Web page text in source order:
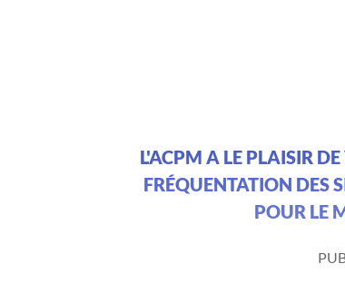
L'ACPM A LE PLAISIR
FRÉQUENTATION DES
POUR LE